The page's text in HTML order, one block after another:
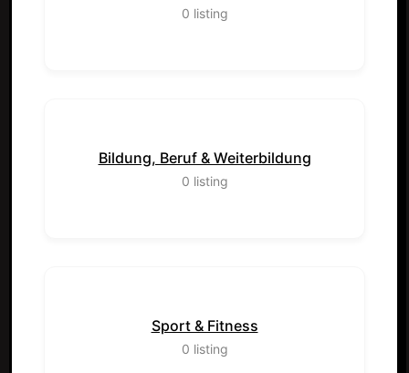
0 listing
Bildung, Beruf & Weiterbildung
0 listing
Sport & Fitness
0 listing